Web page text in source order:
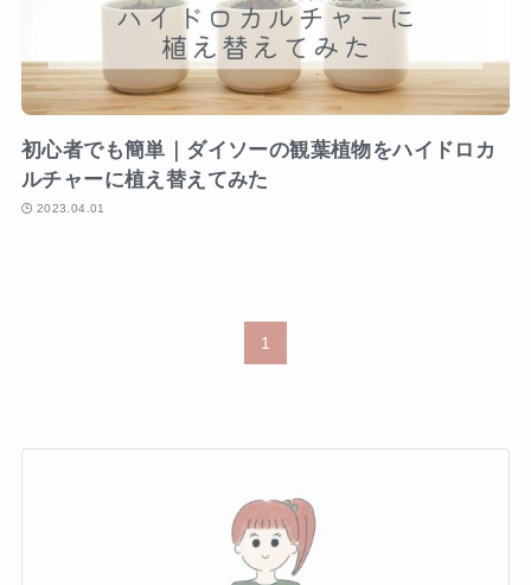
初心者でも簡単｜ダイソーの観葉植物をハイドロカ
ルチャーに植え替えてみた
2023.04.01
1